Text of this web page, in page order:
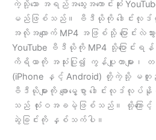
ကဲ့သို့သော အရည်အသွေးအကောင်းဆုံး
မည်ဖြစ်သည်။ ဗီဒီယိုကို ဒေါင်းလုဒ်
အလိုအလျောက် MP4 အဖြစ်သို့ ပြောင်း
YouTube ဗီဒီယိုကို MP4 သို့ပြောင်
ကိရိယာကို အသုံးပြု၍ ကွန်ပျူတာများ
(iPhone နှင့် Android) တို့ကဲ့သို့ မတူညီသ
ဗီဒီယိုများကို ချောမွေ့စွာ ဒေါင်းလု
သည် လုံးဝအခမဲ့ဖြစ်သည်။ ထို့ကြောင့်
ဆွဲခြင်းကို နှစ်သက်ပါ။